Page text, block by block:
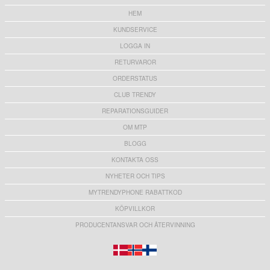
HEM
KUNDSERVICE
LOGGA IN
RETURVAROR
ORDERSTATUS
CLUB TRENDY
REPARATIONSGUIDER
OM MTP
BLOGG
KONTAKTA OSS
NYHETER OCH TIPS
MYTRENDYPHONE RABATTKOD
KÖPVILLKOR
PRODUCENTANSVAR OCH ÅTERVINNING